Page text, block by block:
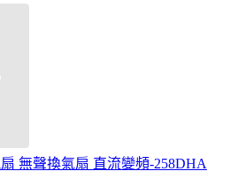
無聲換氣扇 直流變頻-258DHA